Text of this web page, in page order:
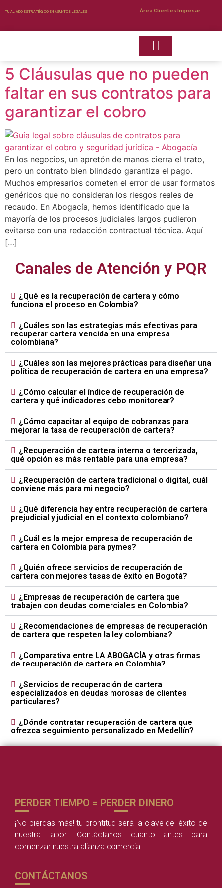
TU ALIADO ESTRATÉGICO EN ASUNTOS LEGALES Área Clientes Ingresar
5 Cláusulas que no pueden
faltar en sus contratos para
garantizar el cobro
En los negocios, un apretón de manos cierra el trato,
pero un contrato bien blindado garantiza el pago.
Muchos empresarios cometen el error de usar formatos
genéricos que no consideran los riesgos reales de
recaudo. En Abogacía, hemos identificado que la
mayoría de los procesos judiciales largos pudieron
evitarse con una redacción contractual técnica. Aquí
[…]
Canales de Atención y PQR
¿Qué es la recuperación de cartera y cómo
funciona el proceso en Colombia?
¿Cuáles son las estrategias más efectivas para
recuperar cartera vencida en una empresa
colombiana?
¿Cuáles son las mejores prácticas para diseñar una
política de recuperación de cartera en una empresa?
¿Cómo calcular el índice de recuperación de
cartera y qué indicadores debo monitorear?
¿Cómo capacitar al equipo de cobranzas para
mejorar la tasa de recuperación de cartera?
¿Recuperación de cartera interna o tercerizada,
qué opción es más rentable para una empresa?
¿Recuperación de cartera tradicional o digital, cuál
conviene más para mi negocio?
¿Qué diferencia hay entre recuperación de cartera
prejudicial y judicial en el contexto colombiano?
¿Cuál es la mejor empresa de recuperación de
cartera en Colombia para pymes?
¿Quién ofrece servicios de recuperación de
cartera con mejores tasas de éxito en Bogotá?
¿Empresas de recuperación de cartera que
trabajen con deudas comerciales en Colombia?
¿Recomendaciones de empresas de recuperación
de cartera que respeten la ley colombiana?
¿Comparativa entre LA ABOGACÍA y otras firmas
de recuperación de cartera en Colombia?
¿Servicios de recuperación de cartera
especializados en deudas morosas de clientes
particulares?
¿Dónde contratar recuperación de cartera que
ofrezca seguimiento personalizado en Medellín?
PERDER TIEMPO = PERDER DINERO
¡No pierdas más! tu prontitud será la clave del éxito de
nuestra labor. Contáctanos cuanto antes para
comenzar nuestra alianza comercial.
CONTÁCTANOS